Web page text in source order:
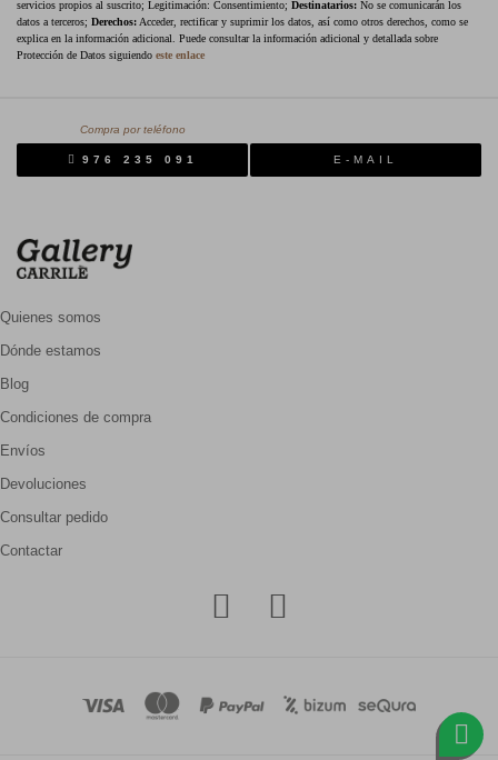
servicios propios al suscrito; Legitimación: Consentimiento; Destinatarios: No se comunicarán los
datos a terceros; Derechos: Acceder, rectificar y suprimir los datos, así como otros derechos, como se
explica en la información adicional. Puede consultar la información adicional y detallada sobre
Protección de Datos siguiendo este enlace
Compra por teléfono
976 235 091 E-MAIL
Quienes somos
Dónde estamos
Blog
Condiciones de compra
Envíos
Devoluciones
Consultar pedido
Contactar